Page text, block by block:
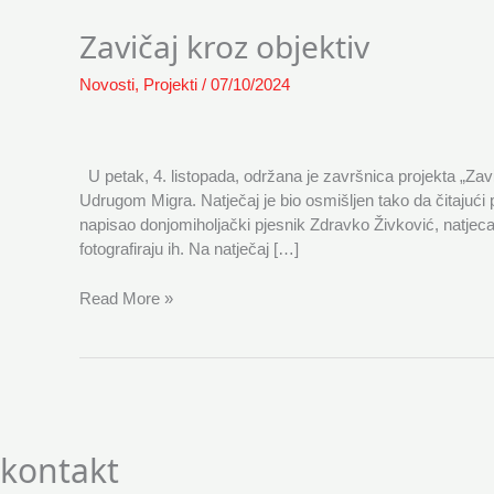
Zavičaj kroz objektiv
Novosti, Projekti / 07/10/2024
U petak, 4. listopada, održana je završnica projekta
Udrugom Migra. Natječaj je bio osmišljen tako da
napisao donjomiholjački pjesnik Zdravko Živković,
fotografiraju ih. Na natječaj […]
kroz
objektiv
Read More »
kontakt